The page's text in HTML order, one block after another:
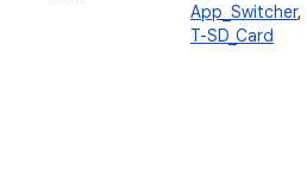
App_Switcher,
T-SD_Card